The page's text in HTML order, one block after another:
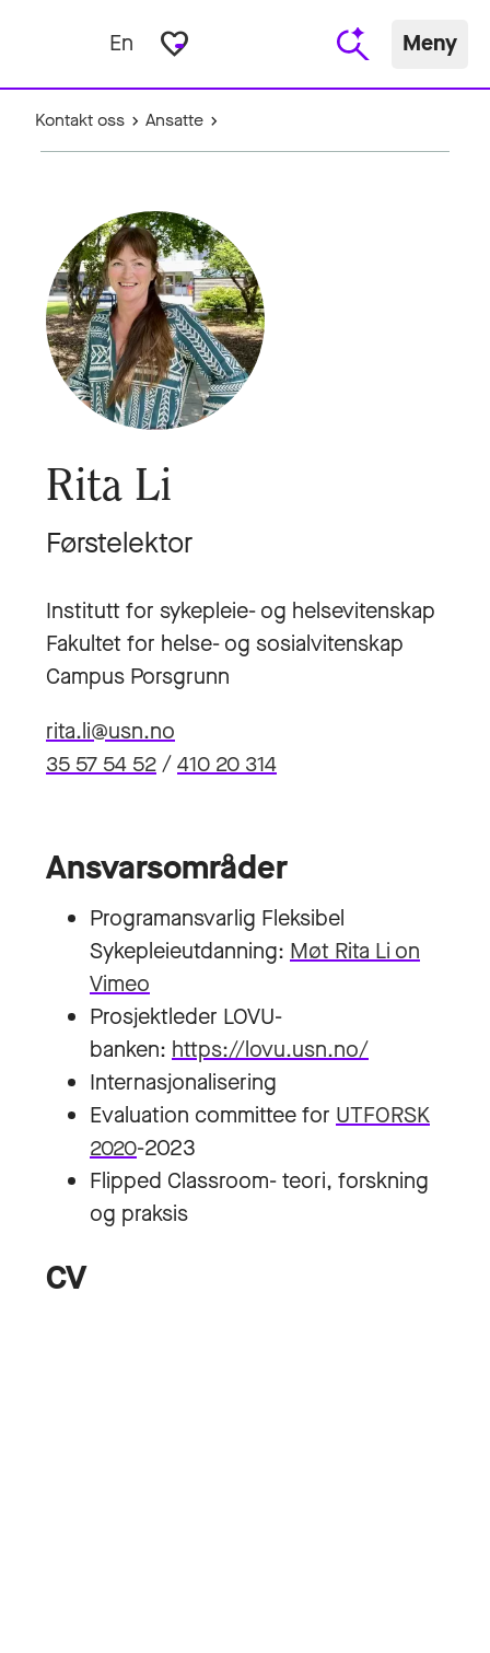
En favorite_border Meny
Kontakt oss Ansatte
Rita Li
Førstelektor
Institutt for sykepleie- og helsevitenskap
Fakultet for helse- og sosialvitenskap
Campus Porsgrunn
rita.li@usn.no
35 57 54 52/410 20 314
Ansvarsområder
Programansvarlig Fleksibel
Sykepleieutdanning: Møt Rita Li on
Vimeo
Prosjektleder LOVU-
banken: https://lovu.usn.no/
Internasjonalisering
Evaluation committee for UTFORSK
2020-2023
Flipped Classroom- teori, forskning
og praksis
CV